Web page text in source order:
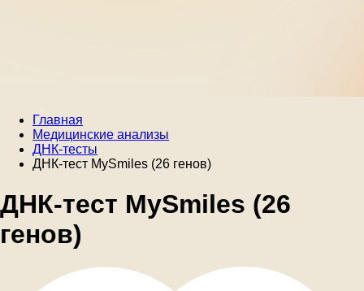
Главная
Медицинские анализы
ДНК-тесты
ДНК-тест MySmiles (26 генов)
ДНК-тест MySmiles (26
генов)